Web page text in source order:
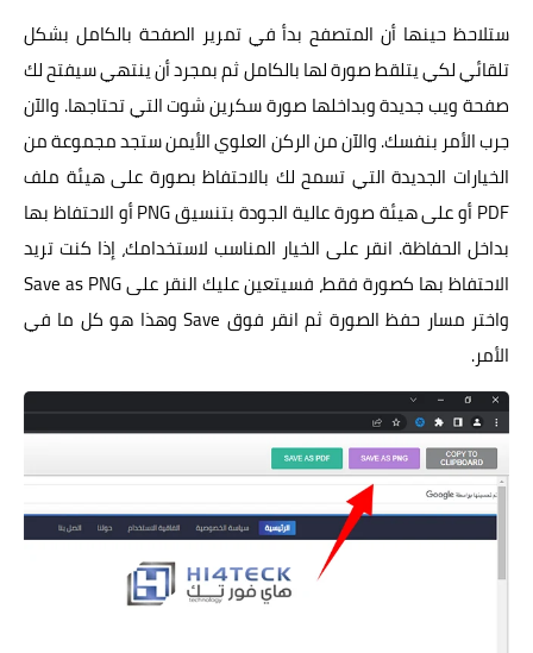
ستلاحظ حينها أن المتصفح بدأ في تمرير الصفحة بالكامل بشكل
تلقائي لكي يتلقط صورة لها بالكامل ثم بمجرد أن ينتهي سيفتح لك
صفحة ويب جديدة وبداخلها صورة سكرين شوت التي تحتاجها. والآن
جرب الأمر بنفسك. والآن من الركن العلوي الأيمن ستجد مجموعة من
الخيارات الجديدة التي تسمح لك بالاحتفاظ بصورة على هيئة ملف
PDF أو على هيئة صورة عالية الجودة بتنسيق PNG أو الاحتفاظ بها
بداخل الحفاظة. انقر على الخيار المناسب لاستخدامك، إذا كنت تريد
الاحتفاظ بها كصورة فقط، فسيتعين عليك النقر على Save as PNG
واختر مسار حفظ الصورة ثم انقر فوق Save وهذا هو كل ما في
الأمر.